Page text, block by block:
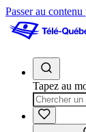
Passer au
Tapez au